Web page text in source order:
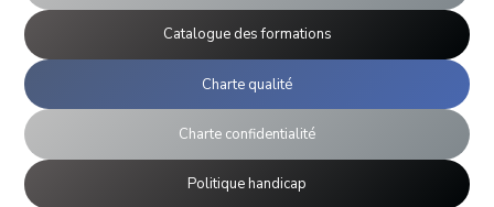
Catalogue des formations
Charte qualité
Charte confidentialité
Politique handicap